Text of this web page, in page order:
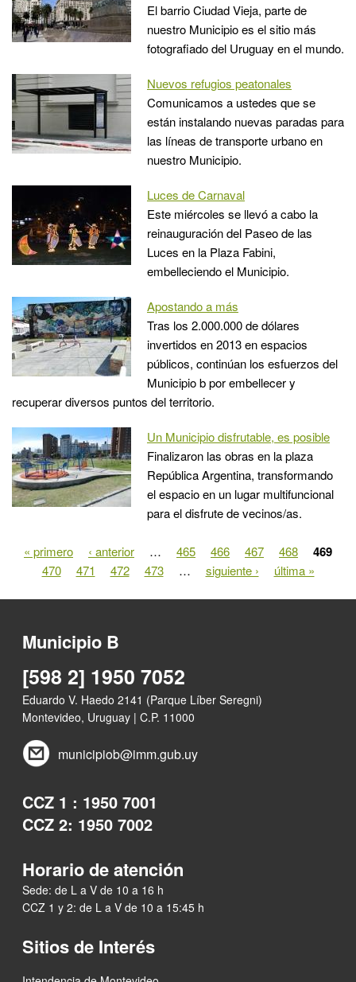
El barrio Ciudad Vieja, parte de
nuestro Municipio es el sitio más
fotografiado del Uruguay en el mundo.
Nuevos refugios peatonales
Comunicamos a ustedes que se
están instalando nuevas paradas para
las líneas de transporte urbano en
nuestro Municipio.
Luces de Carnaval
Este miércoles se llevó a cabo la
reinauguración del Paseo de las
Luces en la Plaza Fabini,
embelleciendo el Municipio.
Apostando a más
Tras los 2.000.000 de dólares
invertidos en 2013 en espacios
públicos, continúan los esfuerzos del
Municipio b por embellecer y
recuperar diversos puntos del territorio.
Un Municipio disfrutable, es posible
Finalizaron las obras en la plaza
República Argentina, transformando
el espacio en un lugar multifuncional
para el disfrute de vecinos/as.
Páginas
« primero ‹ anterior … 465 466 467 468 469
470 471 472 473 … siguiente › última »
Municipio B
[598 2] 1950 7052
Eduardo V. Haedo 2141 (Parque Líber Seregni)
Montevideo, Uruguay | C.P. 11000
municipiob@imm.gub.uy
CCZ 1 : 1950 7001
CCZ 2: 1950 7002
Horario de atención
Sede: de L a V de 10 a 16 h
CCZ 1 y 2: de L a V de 10 a 15:45 h
Sitios de Interés